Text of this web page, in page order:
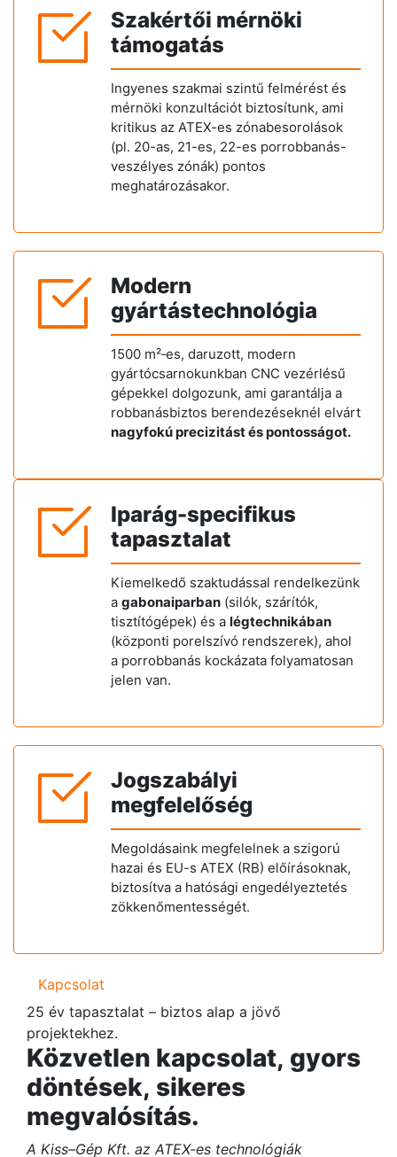
Szakértői mérnöki
támogatás
Ingyenes szakmai szintű felmérést és
mérnöki konzultációt biztosítunk, ami
kritikus az ATEX-es zónabesorolások
(pl. 20-as, 21-es, 22-es porrobbanás-
veszélyes zónák) pontos
meghatározásakor.
Modern
gyártástechnológia
1500 m²‑es, daruzott, modern
gyártócsarnokunkban CNC vezérlésű
gépekkel dolgozunk, ami garantálja a
robbanásbiztos berendezéseknél elvárt
nagyfokú precizitást és pontosságot.
Iparág-specifikus
tapasztalat
Kiemelkedő szaktudással rendelkezünk
a gabonaiparban (silók, szárítók,
tisztítógépek) és a légtechnikában
(központi porelszívó rendszerek), ahol
a porrobbanás kockázata folyamatosan
jelen van.
Jogszabályi
megfelelőség
Megoldásaink megfelelnek a szigorú
hazai és EU-s ATEX (RB) előírásoknak,
biztosítva a hatósági engedélyeztetés
zökkenőmentességét.
Kapcsolat
25 év tapasztalat – biztos alap a jövő
projektekhez.
Közvetlen kapcsolat, gyors
döntések, sikeres
megvalósítás.
A Kiss–Gép Kft. az ATEX-es technológiák